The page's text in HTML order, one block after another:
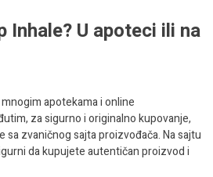
Inhale? U apoteci ili na
apotekama i online
za sigurno i originalno kupovanje,
sa zvaničnog sajta proizvođača. Na sajtu
da kupujete autentičan proizvod i